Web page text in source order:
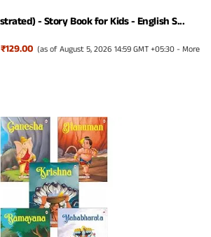
- Story Book for Kids - English S...
₹129.00 (as of August 5, 2026 14:59 GMT +05:30 -More